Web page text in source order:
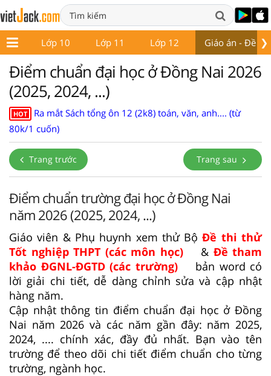
❯
9 Lớp 10 Lớp 11 Lớp 12 Giáo án - Đề thi
Điểm chuẩn đại học ở Đồng Nai 2026
(2025, 2024, ...)
HOT
Ra mắt Sách tổng ôn 12 (2k8) toán, văn, anh.... (từ
80k/1 cuốn)
Trang trước Trang sau
Điểm chuẩn trường đại học ở Đồng Nai
năm 2026 (2025, 2024, ...)
Giáo viên & Phụ huynh xem thử BộĐề thi thử
Tốt nghiệp THPT (các môn học)
& Đề tham
khảo ĐGNL-ĐGTD (các trường)
bản word có
lời giải chi tiết, dễ dàng chỉnh sửa và cập nhật
hàng năm.
Cập nhật thông tin điểm chuẩn đại học ở Đồng
Nai năm 2026 và các năm gần đây: năm 2025,
2024, .... chính xác, đầy đủ nhất. Bạn vào tên
trường để theo dõi chi tiết điểm chuẩn cho từng
trường, ngành học.